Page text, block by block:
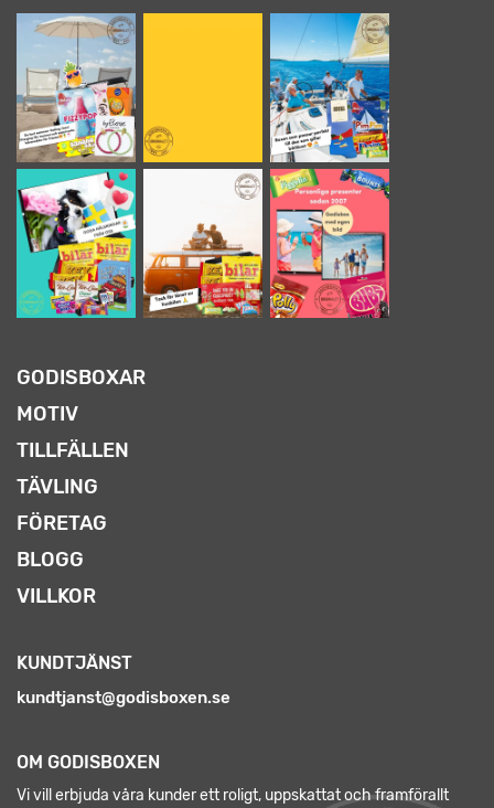
GODISBOXAR
MOTIV
TILLFÄLLEN
TÄVLING
FÖRETAG
BLOGG
VILLKOR
KUNDTJÄNST
kundtjanst@godisboxen.se
OM GODISBOXEN
Vi vill erbjuda våra kunder ett roligt, uppskattat och framförallt